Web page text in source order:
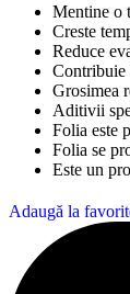
Mentine o
Creste
Reduce
Contribuie
Grosimea
Aditivii
Folia este
Folia se
Este un
Adaugă la